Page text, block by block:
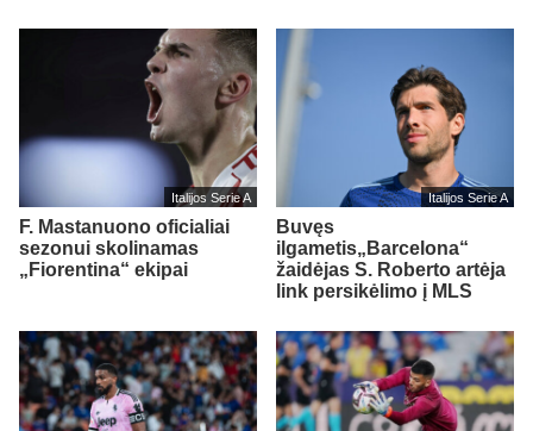
Italijos Serie A
F. Mastanuono oficialiai
sezonui skolinamas
„Fiorentina“ ekipai
Italijos Serie A
Buvęs
ilgametis„Barcelona“
žaidėjas S. Roberto artėja
link persikėlimo į MLS